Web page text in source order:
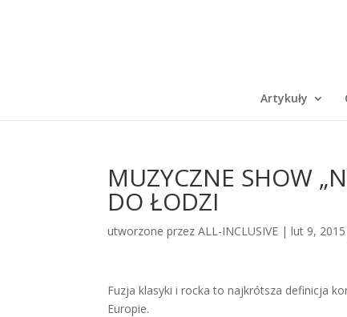
Artykuły
MUZYCZNE SHOW
DO ŁODZI
utworzone przezALL-INCLUSIVE |lut 9, 2015
Fuzja klasyki i rocka to najkrótsza definicja
Europie.